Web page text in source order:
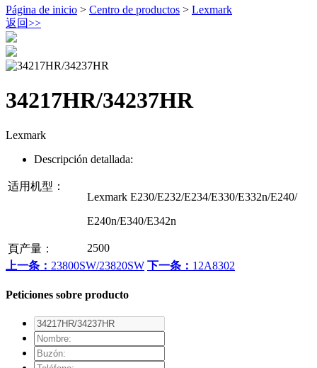
Página de inicio > Centro de productos > Lexmark
返回>>
34217HR/34237HR
Lexmark
Descripción detallada:
适用机型：
Lexmark E230/E232/E234/E330/E332n/E240/
E240n/E340/E342n
頁产量：
2500
上一条： 23800SW/23820SW 下一条： 12A8302
Peticiones sobre producto